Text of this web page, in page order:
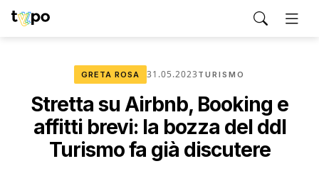
GRETA ROSA 31.05.2023 TURISMO
Stretta su Airbnb, Booking e
affitti brevi: la bozza del ddl
Turismo fa già discutere